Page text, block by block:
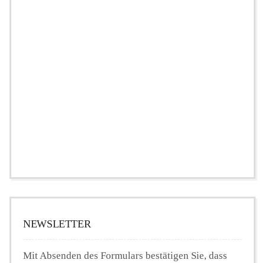
NEWSLETTER
Mit Absenden des Formulars bestätigen Sie, dass